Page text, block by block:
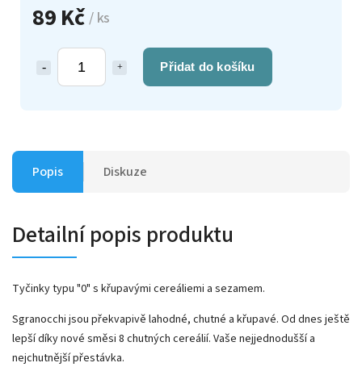
89 Kč/ ks
Přidat do košíku
Popis Diskuze
Detailní popis produktu
Tyčinky typu "0" s křupavými cereáliemi a sezamem.
Sgranocchi jsou překvapivě lahodné, chutné a křupavé. Od dnes ještě
lepší díky nové směsi 8 chutných cereálií. Vaše nejjednodušší a
nejchutnější přestávka.